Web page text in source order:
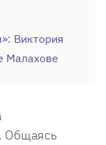
Виктория
Малахове
Общаясь